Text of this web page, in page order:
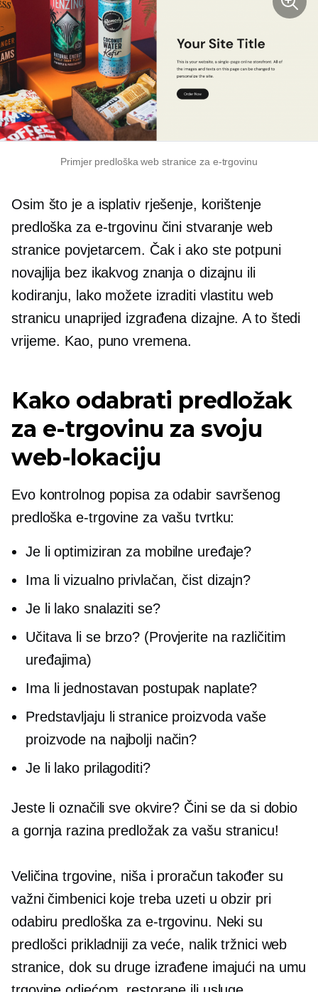
Primjer predloška web stranice za e-trgovinu
Osim što je a isplativrješenje, korištenje
predloška za e-trgovinu čini stvaranje web
stranice povjetarcem. Čak i ako ste potpuni
novajlija bez ikakvog znanja o dizajnu ili
kodiranju, lako možete izraditi vlastitu web
stranicu unaprijed izgrađena dizajne. A to štedi
vrijeme. Kao, puno vremena.
Kako odabrati predložak
za e-trgovinu za svoju
web-lokaciju
Evo kontrolnog popisa za odabir savršenog
predloška e-trgovine za vašu tvrtku:
Je li optimiziran za mobilne uređaje?
Ima li vizualno privlačan, čist dizajn?
Je li lako snalaziti se?
Učitava li se brzo? (Provjerite na različitim
uređajima)
Ima li jednostavan postupak naplate?
Predstavljaju li stranice proizvoda vaše
proizvode na najbolji način?
Je li lako prilagoditi?
Jeste li označili sve okvire? Čini se da si dobio
a gornja razinapredložak za vašu stranicu!
Veličina trgovine, niša i proračun također su
važni čimbenici koje treba uzeti u obzir pri
odabiru predloška za e-trgovinu. Neki su
predlošci prikladniji za veće, nalik tržniciweb
stranice, dok su druge izrađene imajući na umu